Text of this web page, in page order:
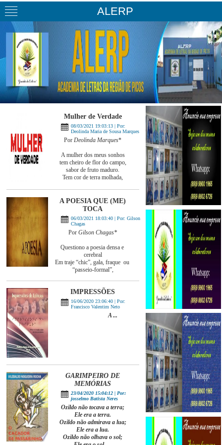
ALERP
Mulher de Verdade
08/03/2021 19:03:13 | Por:
Deolinda Maria de Sousa Marques
PorDeolinda Marques*
A mulher dos meus sonhos
tem cheiro de flor do campo,
sabor de fruto maduro.
Tem cor de terra molhada,
A POESIA QUE (ME)
TOCA
06/03/2021 18:03:40 | Por: Gilson
Chagas
Por Gilson Chagas*
Questiono a poesia densa e
cerebral
Em traje “chic”, gala, fraque ou
“passeio-formal”,
IMPRESSÕES
16/06/2020 23:06:40 | Por:
Francisco Valentim Neto
A ...
GARIMPEIRO DE
MEMÓRIAS
23/04/2020 15:04:12 | Por:
josselmo Batista Neres
Ozildo não tocava a terra;
Ele era a terra.
Ozildo não admirava a lua;
Ele era a lua.
Ozildo não olhava o sol;